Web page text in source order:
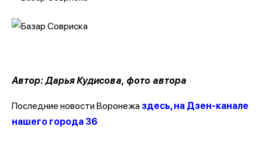
Автор: Дарья Кудисова, фото автора
Последние новости Воронежа здесь, на Дзен-канале
нашего города 36